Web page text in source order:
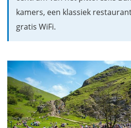
kamers, een klassiek
gratis WiFi.